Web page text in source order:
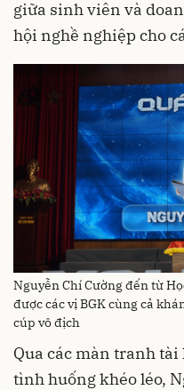
giữa sinh viên và
hội nghề nghiệp cho
Nguyễn Chí Cường đến từ
được các vị BGK cùng cả
cúp vô địch
Qua các màn tranh
tình huống khéo léo,